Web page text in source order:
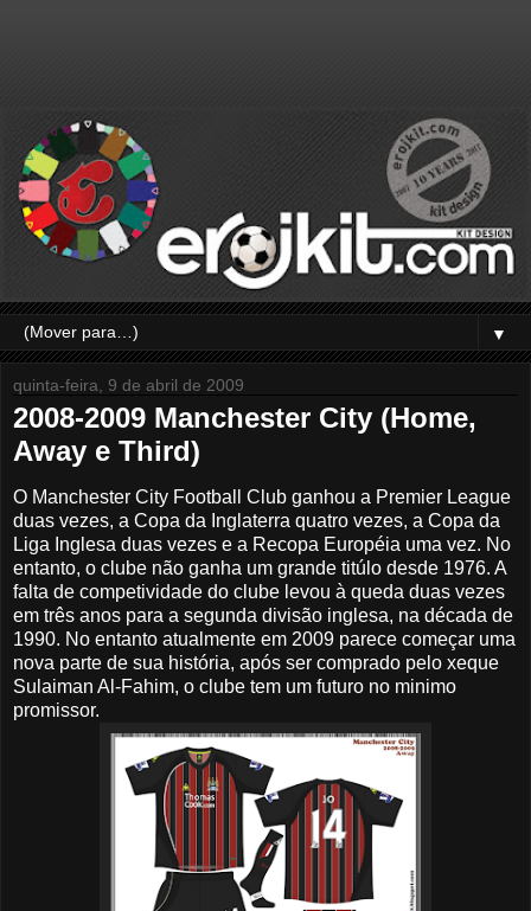
▼
quinta-feira, 9 de abril de 2009
2008-2009 Manchester City (Home,
Away e Third)
O Manchester City Football Club ganhou a Premier League
duas vezes, a Copa da Inglaterra quatro vezes, a Copa da
Liga Inglesa duas vezes e a Recopa Européia uma vez. No
entanto, o clube não ganha um grande titúlo desde 1976. A
falta de competividade do clube levou à queda duas vezes
em três anos para a segunda divisão inglesa, na década de
1990. No entanto atualmente em 2009 parece começar uma
nova parte de sua história, após ser comprado pelo xeque
Sulaiman Al-Fahim, o clube tem um futuro no minimo
promissor.